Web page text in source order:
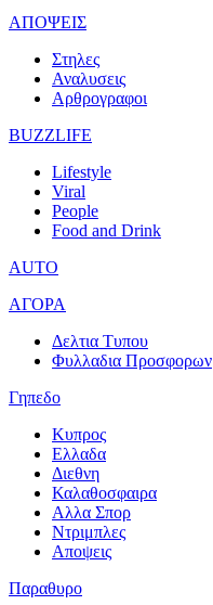
ΑΠΟΨΕΙΣ
Στηλες
Αναλυσεις
Αρθρογραφοι
BUZZLIFE
Lifestyle
Viral
People
Food and Drink
AUTO
ΑΓΟΡΑ
Δελτια Τυπου
Φυλλαδια Προσφορων
Γηπεδο
Κυπρος
Ελλαδα
Διεθνη
Καλαθοσφαιρα
Αλλα Σπορ
Ντριμπλες
Αποψεις
Παραθυρο